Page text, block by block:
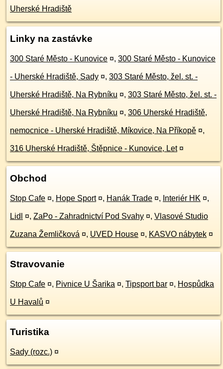
Uherské Hradiště
Linky na zastávke
300 Staré Město - Kunovice ¤, 300 Staré Město - Kunovice
- Uherské Hradiště, Sady ¤, 303 Staré Město, žel. st. -
Uherské Hradiště, Na Rybníku ¤, 303 Staré Město, žel. st. -
Uherské Hradiště, Na Rybníku ¤, 306 Uherské Hradiště,
nemocnice - Uherské Hradiště, Míkovice, Na Příkopě ¤,
316 Uherské Hradiště, Štěpnice - Kunovice, Let ¤
Obchod
Stop Cafe ¤, Hope Sport ¤, Hanák Trade ¤, Interiér HK ¤,
Lidl ¤, ZaPo - Zahradnictví Pod Svahy ¤, Vlasové Studio
Zuzana Žemličková ¤, UVED House ¤, KASVO nábytek ¤
Stravovanie
Stop Cafe ¤, Pivnice U Šarika ¤, Tipsport bar ¤, Hospůdka
U Havalů ¤
Turistika
Sady (rozc.) ¤